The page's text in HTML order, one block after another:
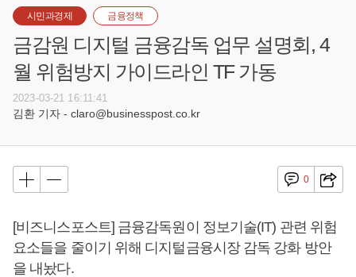
시민과경제 금융정책
금감원 디지털 금융감독 업무 설명회, 4
월 위험방지 가이드라인 TF 가동
2023-03-21 16:11:41
김환 기자 - claro@businesspost.co.kr
0
[비즈니스포스트] 금융감독원이 정보기술(IT) 관련 위험
요소들을 줄이기 위해 디지털금융시장 감독 강화 방안
을 내놨다.